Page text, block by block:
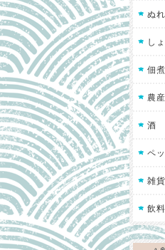
ぬ
し
佃
農
酒
ペ
雑貨
飲料